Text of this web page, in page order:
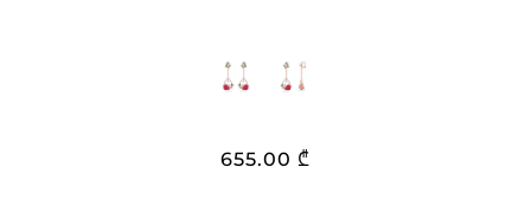
655.00 ₾